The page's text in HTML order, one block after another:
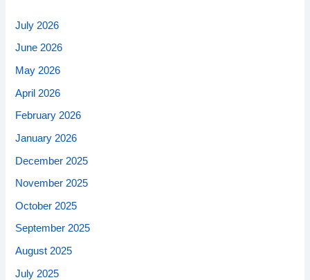
July 2026
June 2026
May 2026
April 2026
February 2026
January 2026
December 2025
November 2025
October 2025
September 2025
August 2025
July 2025